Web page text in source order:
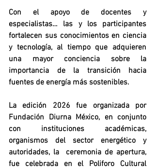
Con el apoyo de docentes y
especialistas… las y los participantes
fortalecen sus conocimientos en ciencia
y tecnología, al tiempo que adquieren
una mayor conciencia sobre la
importancia de la transición hacia
fuentes de energía más sostenibles.
La edición 2026 fue organizada por
Fundación Diurna México, en conjunto
con instituciones académicas,
organismos del sector energético y
autoridades, la  ceremonia de apertura,
fue celebrada en el Poliforo Cultural